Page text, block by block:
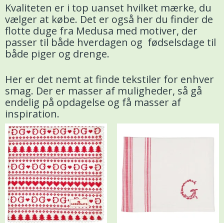
Kvaliteten er i top uanset hvilket mærke, du
vælger at købe. Det er også her du finder de
flotte duge fra Medusa med motiver, der
passer til både hverdagen og fødselsdage til
både piger og drenge.
Her er det nemt at finde tekstiler for enhver
smag. Der er masser af muligheder, så gå
endelig på opdagelse og få masser af
inspiration.